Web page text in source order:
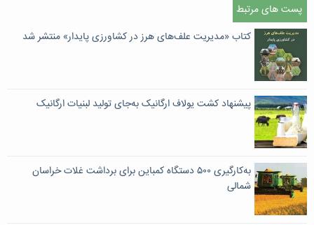
پست های مرتبط
کتاب «مدیریت علف‌های هرز در کشاورزی پایدار» منتشر شد
پیشنهاد کشت یولاف ارگانیک به‌جای تولید لبنیات ارگانیک
به‌کارگیری ۵۰۰ دستگاه کمباین برای برداشت غلات خراسان
شمالی